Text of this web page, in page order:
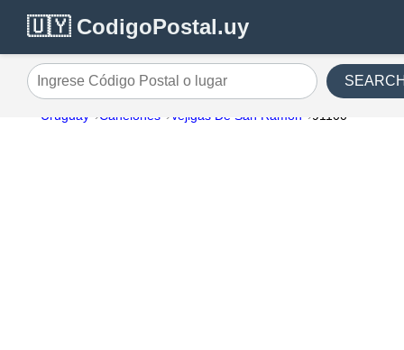
🇺🇾 CodigoPostal.uy
Ingrese Código Postal o lugar
Uruguay Canelones Vejigas De San Ramon 91100